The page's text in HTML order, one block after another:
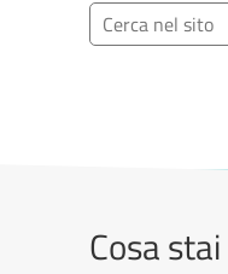
Ricerca nel sito
Cosa stai